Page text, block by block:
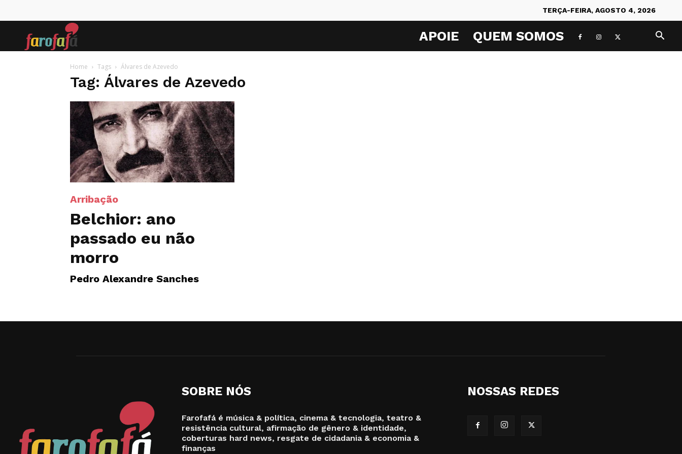
TERÇA-FEIRA, AGOSTO 4, 2026
APOIE QUEM SOMOS
Home Tags Álvares de Azevedo
Tag: Álvares de Azevedo
Arribação
Belchior: ano
passado eu não
morro
Pedro Alexandre Sanches
SOBRE NÓS
Farofafá é música & política, cinema & tecnologia, teatro &
resistência cultural, afirmação de gênero & identidade,
coberturas hard news, resgate de cidadania & economia &
finanças
NOSSAS REDES